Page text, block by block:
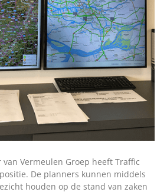
Vermeulen Groep heeft Traffic
De planners kunnen middels
houden op de stand van zaken